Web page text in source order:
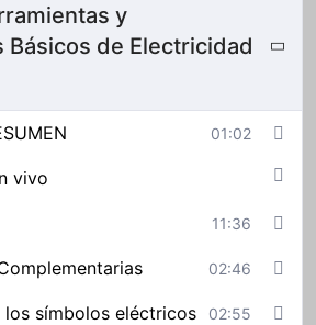
y
Básicos de Electricidad
01:02
vivo
11:36
02:46
símbolos eléctricos
02:55